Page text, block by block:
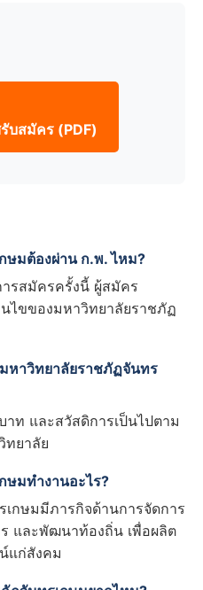
บสมัคร (PDF)
ษมต้องผ่าน ก.พ. ไหม?
รสมัครครั้งนี้ ผู้สมัคร
ไขของมหาวิทยาลัยราชภัฏ
มหาวิทยาลัยราชภัฏจันทร
าท และสวัสดิการเป็นไปตาม
ทยาลัย
ษมทำงานอะไร?
กษมมีภารกิจด้านการจัดการ
และพัฒนาท้องถิ่น เพื่อผลิต
แก่สังคม